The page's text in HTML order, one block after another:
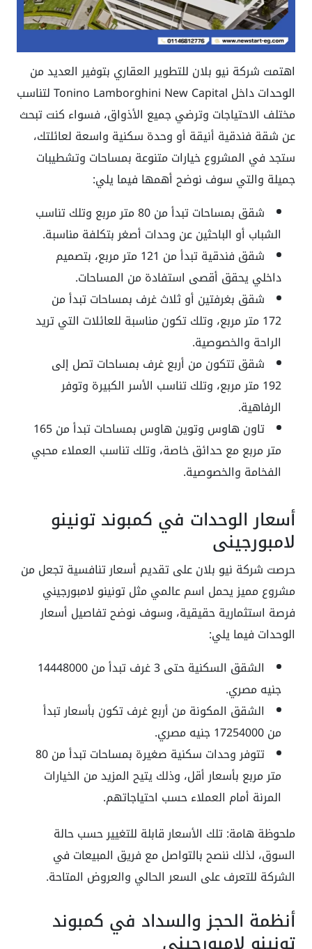
اهتمت شركة نيو بلان للتطوير العقاري بتوفير العديد من
الوحدات داخل Tonino Lamborghini New Capital لتناسب
مختلف الاحتياجات وترضي جميع الأذواق، فسواء كنت تبحث
عن شقة فندقية أنيقة أو وحدة سكنية واسعة لعائلتك،
ستجد في المشروع خيارات متنوعة بمساحات وتشطيبات
جميلة والتي سوف نوضح أهمها فيما يلي:
شقق بمساحات تبدأ من 80 متر مربع وتلك تناسب
الشباب أو الباحثين عن وحدات أصغر بتكلفة مناسبة.
شقق فندقية تبدأ من 121 متر مربع، بتصميم
داخلي يحقق أقصى استفادة من المساحات.
شقق بغرفتين أو ثلاث غرف بمساحات تبدأ من
172 متر مربع، وتلك تكون مناسبة للعائلات التي تريد
الراحة والخصوصية.
شقق تتكون من أربع غرف بمساحات تصل إلى
192 متر مربع، وتلك تناسب الأسر الكبيرة وتوفر
الرفاهية.
تاون هاوس وتوين هاوس بمساحات تبدأ من 165
متر مربع مع حدائق خاصة، وتلك تناسب العملاء محبي
الفخامة والخصوصية.
أسعار الوحدات في كمبوند تونينو
لامبورجيني
حرصت شركة نيو بلان على تقديم أسعار تنافسية تجعل من
مشروع مميز يحمل اسم عالمي مثل تونينو لامبورجيني
فرصة استثمارية حقيقية، وسوف نوضح تفاصيل أسعار
الوحدات فيما يلي:
الشقق السكنية حتى 3 غرف تبدأ من 14448000
جنيه مصري.
الشقق المكونة من أربع غرف تكون بأسعار تبدأ
من 17254000 جنيه مصري.
تتوفر وحدات سكنية صغيرة بمساحات تبدأ من 80
متر مربع بأسعار أقل، وذلك يتيح المزيد من الخيارات
المرنة أمام العملاء حسب احتياجاتهم.
ملحوظة هامة: تلك الأسعار قابلة للتغيير حسب حالة
السوق، لذلك ننصح بالتواصل مع فريق المبيعات في
الشركة للتعرف على السعر الحالي والعروض المتاحة.
أنظمة الحجز والسداد في كمبوند